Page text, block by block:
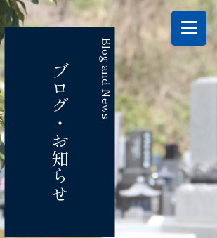
Blog and News
ブログ・お知らせ